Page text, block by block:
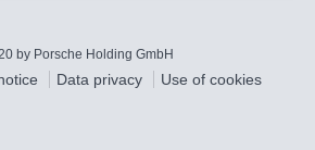
by Porsche Holding GmbH
Data privacy Use of cookies